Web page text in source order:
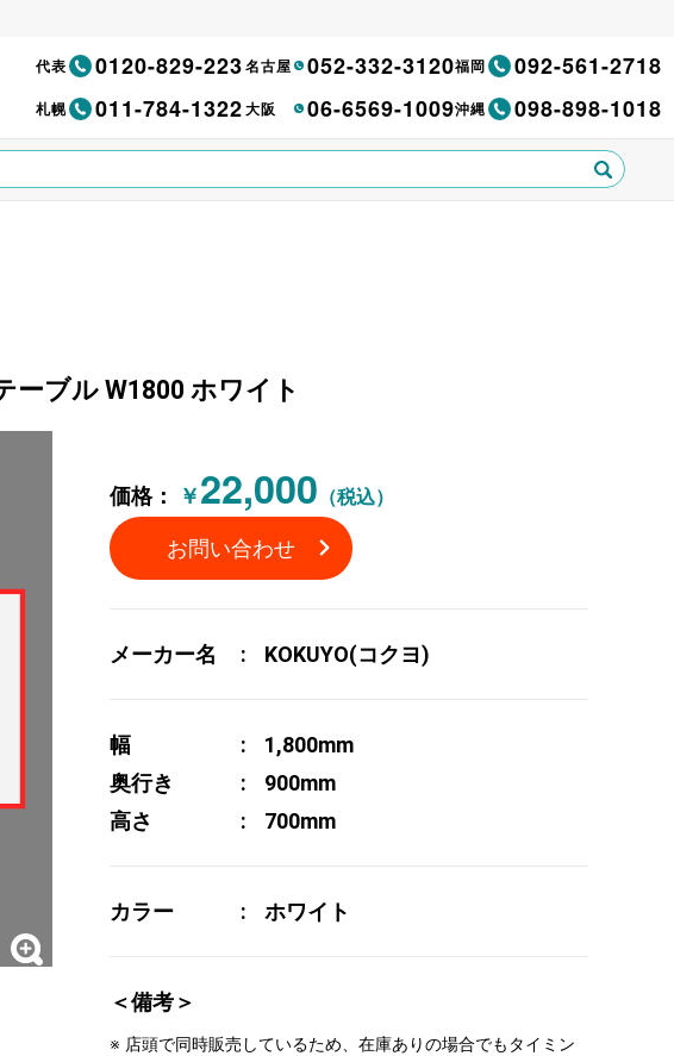
代表 0120-829-223名古屋 052-332-3120福岡 092-561-2718
札幌 011-784-1322大阪 06-6569-1009沖縄 098-898-1018
ーブル W1800 ホワイト
価格： ￥22,000 （税込）
お問い合わせ
メーカー名 KOKUYO(コクヨ)
幅
1,800mm
奥行き
900mm
高さ
700mm
カラー ホワイト
＜備考＞
※ 店頭で同時販売しているため、在庫ありの場合でもタイミン